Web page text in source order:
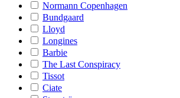
Normann Copenhagen
Bundgaard
Lloyd
Longines
Barbie
The Last Conspiracy
Tissot
Ciate